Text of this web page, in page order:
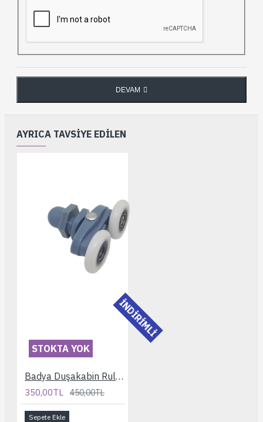
DEVAM
AYRICA TAVSIYE EDILEN
İNDİRİMLİ
STOKTA YOK
Badya Duşakabin Rulmanı
350,00TL 450,00TL
Sepete Ekle